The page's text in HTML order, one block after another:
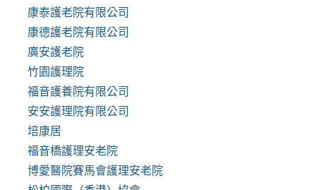
康泰護老院有限公司
康德護老院有限公司
廣安護老院
竹園護理院
福音護養院有限公司
安安護理院有限公司
培康居
福音橋護理安老院
博愛醫院賽馬會護理安老院